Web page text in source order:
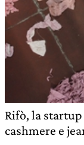
Rifò, la
cashmere e